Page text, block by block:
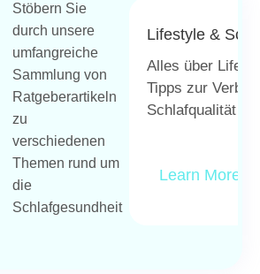
Stöbern Sie
durch unsere
umfangreiche
Sammlung von
Ratgeberartikeln
zu
verschiedenen
Themen rund um
die
Schlafgesundheit
Lifestyle &
Alles über
Tipps zur
Schlafqualität
Learn More